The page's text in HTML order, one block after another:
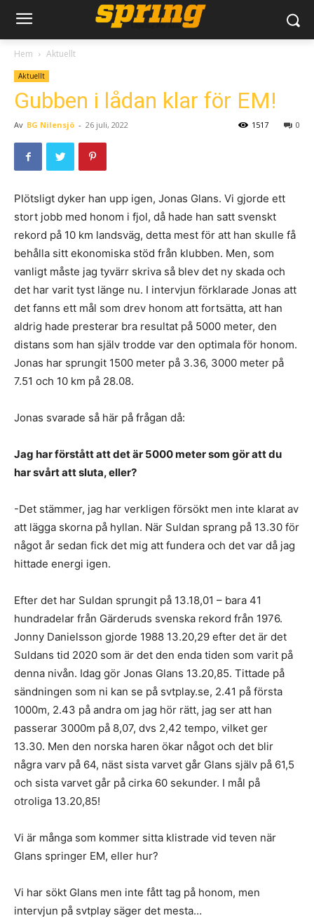
Hem Aktuellt
Aktuellt
Gubben i lådan klar för EM!
Av BG Nilensjö - 26 juli, 2022 0
1517
Plötsligt dyker han upp igen, Jonas Glans. Vi gjorde ett
stort jobb med honom i fjol, då hade han satt svenskt
rekord på 10 km landsväg, detta mest för att han skulle få
behålla sitt ekonomiska stöd från klubben. Men, som
vanligt måste jag tyvärr skriva så blev det ny skada och
det har varit tyst länge nu. I intervjun förklarade Jonas att
det fanns ett mål som drev honom att fortsätta, att han
aldrig hade presterar bra resultat på 5000 meter, den
distans som han själv trodde var den optimala för honom.
Jonas har sprungit 1500 meter på 3.36, 3000 meter på
7.51 och 10 km på 28.08.
Jonas svarade så här på frågan då:
Jag har förstått att det är 5000 meter som gör att du
har svårt att sluta, eller?
-Det stämmer, jag har verkligen försökt men inte klarat av
att lägga skorna på hyllan. När Suldan sprang på 13.30 för
något år sedan fick det mig att fundera och det var då jag
hittade energi igen.
Efter det har Suldan sprungit på 13.18,01 – bara 41
hundradelar från Gärderuds svenska rekord från 1976.
Jonny Danielsson gjorde 1988 13.20,29 efter det är det
Suldans tid 2020 som är det den enda tiden som varit på
denna nivån. Idag gör Jonas Glans 13.20,85. Tittade på
sändningen som ni kan se på svtplay.se, 2.41 på första
1000m, 2.43 på andra om jag hör rätt, jag ser att han
passerar 3000m på 8,07, dvs 2,42 tempo, vilket ger
13.30. Men den norska haren ökar något och det blir
några varv på 64, näst sista varvet går Glans själv på 61,5
och sista varvet går på cirka 60 sekunder. I mål på
otroliga 13.20,85!
Vi är många som kommer sitta klistrade vid teven när
Glans springer EM, eller hur?
Vi har sökt Glans men inte fått tag på honom, men
intervjun på svtplay säger det mesta…